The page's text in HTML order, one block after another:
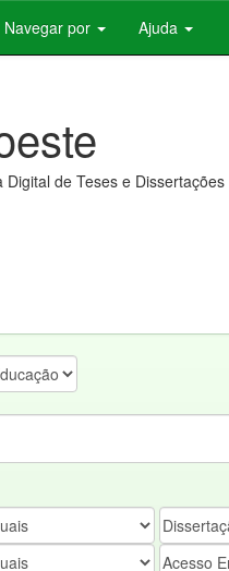
Navegar por Ajuda
Digital de Teses e Dissertações